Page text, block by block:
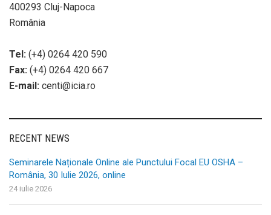
400293 Cluj-Napoca
România
Tel: (+4) 0264 420 590
Fax: (+4) 0264 420 667
E-mail: centi@icia.ro
RECENT NEWS
Seminarele Naționale Online ale Punctului Focal EU OSHA –
România, 30 Iulie 2026, online
24 iulie 2026